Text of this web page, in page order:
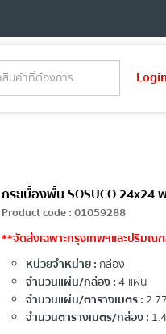
กระเบื้องพื้น SOSUCO 24x24
Product code:01059288
**จัดส่งเฉพาะกรุงเทพฯและปริมณ
หน่วยจำหน่าย : กล่อง
จำนวนแผ่น/กล่อง :4 แผ่น
จำนวนแผ่น/ตารางเมตร :
จำนวนตารางเมตร/กล่อง :